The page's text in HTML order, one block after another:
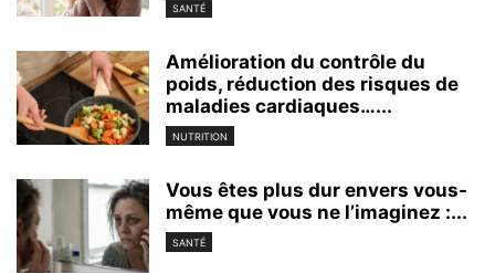
SANTÉ
Amélioration du contrôle du
poids, réduction des risques de
maladies cardiaques…...
NUTRITION
Vous êtes plus dur envers vous-
même que vous ne l’imaginez :...
SANTÉ